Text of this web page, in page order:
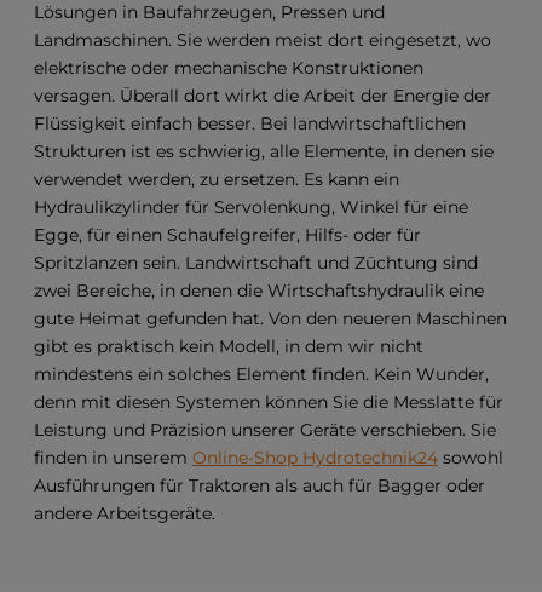
Lösungen in Baufahrzeugen, Pressen und
Landmaschinen. Sie werden meist dort eingesetzt, wo
elektrische oder mechanische Konstruktionen
versagen. Überall dort wirkt die Arbeit der Energie der
Flüssigkeit einfach besser. Bei landwirtschaftlichen
Strukturen ist es schwierig, alle Elemente, in denen sie
verwendet werden, zu ersetzen. Es kann ein
Hydraulikzylinder für Servolenkung, Winkel für eine
Egge, für einen Schaufelgreifer, Hilfs- oder für
Spritzlanzen sein. Landwirtschaft und Züchtung sind
zwei Bereiche, in denen die Wirtschaftshydraulik eine
gute Heimat gefunden hat. Von den neueren Maschinen
gibt es praktisch kein Modell, in dem wir nicht
mindestens ein solches Element finden. Kein Wunder,
denn mit diesen Systemen können Sie die Messlatte für
Leistung und Präzision unserer Geräte verschieben. Sie
finden in unserem Online-Shop Hydrotechnik24 sowohl
Ausführungen für Traktoren als auch für Bagger oder
andere Arbeitsgeräte.